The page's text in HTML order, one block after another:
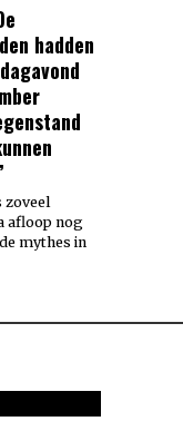
hadden
zoveel
afloop nog
mythes in